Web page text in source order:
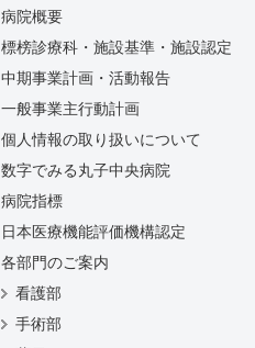
病院概要
標榜診療科・施設基準・施設認定
中期事業計画・活動報告
一般事業主行動計画
個人情報の取り扱いについて
数字でみる丸子中央病院
病院指標
日本医療機能評価機構認定
各部門のご案内
看護部
手術部